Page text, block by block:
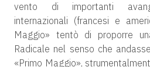
vento di importanti
internazionali (francesi e
Maggio» tentò di proporre
Radicale nel senso che
«Primo Maggio»,